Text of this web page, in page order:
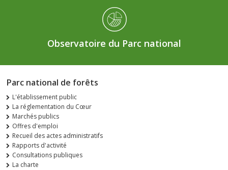
Observatoire du Parc national
Parc national de forêts
L'établissement public
La réglementation du Cœur
Marchés publics
Offres d'emploi
Recueil des actes administratifs
Rapports d'activité
Consultations publiques
La charte